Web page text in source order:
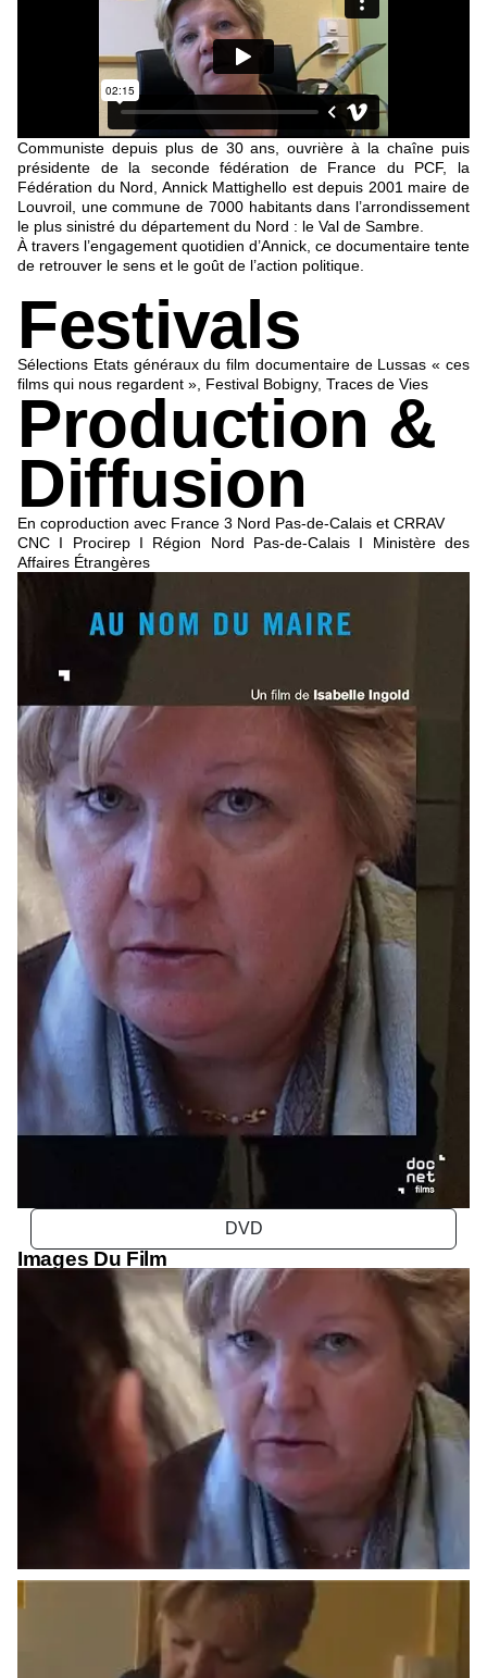
Communiste depuis plus de 30 ans, ouvrière à la chaîne puis
présidente de la seconde fédération de France du PCF, la
Fédération du Nord, Annick Mattighello est depuis 2001 maire de
Louvroil, une commune de 7000 habitants dans l’arrondissement
le plus sinistré du département du Nord : le Val de Sambre.
À travers l’engagement quotidien d’Annick, ce documentaire tente
de retrouver le sens et le goût de l’action politique.
Festivals
Sélections Etats généraux du film documentaire de Lussas « ces
films qui nous regardent », Festival Bobigny, Traces de Vies
Production &
Diffusion
En coproduction avec France 3 Nord Pas-de-Calais et CRRAV
CNC I Procirep I Région Nord Pas-de-Calais I Ministère des
Affaires Étrangères
Images Du Film